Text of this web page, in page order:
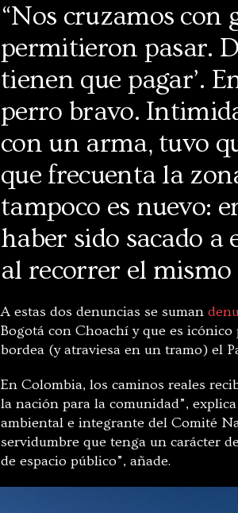
“Nos cruzamos con
permitieron pasar.
tienen que pagar’.
perro bravo.
con un arma, tuvo
que frecuenta la
tampoco es nuevo:
haber sido sacado a
al recorrer el
A estas dos denuncias se suman
Bogotá con Choachí y que es
bordea (y atraviesa en un tramo) el
En Colombia, los caminos reales
la nación para la comunidad”,
ambiental e integrante del Comité
servidumbre que tenga un carácter
de espacio público”, añade.